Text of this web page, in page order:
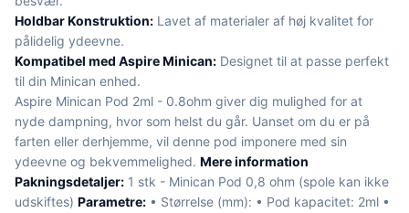
Holdbar Konstruktion: Lavet af materialer af høj kvalitet for
pålidelig ydeevne.
Kompatibel med Aspire Minican: Designet til at passe perfekt
til din Minican enhed.
Aspire Minican Pod 2ml - 0.8ohm giver dig mulighed for at
nyde dampning, hvor som helst du går. Uanset om du er på
farten eller derhjemme, vil denne pod imponere med sin
ydeevne og bekvemmelighed. Mere information
Pakningsdetaljer: 1 stk - Minican Pod 0,8 ohm (spole kan ikke
udskiftes) Parametre: • Størrelse (mm): • Pod kapacitet: 2ml •